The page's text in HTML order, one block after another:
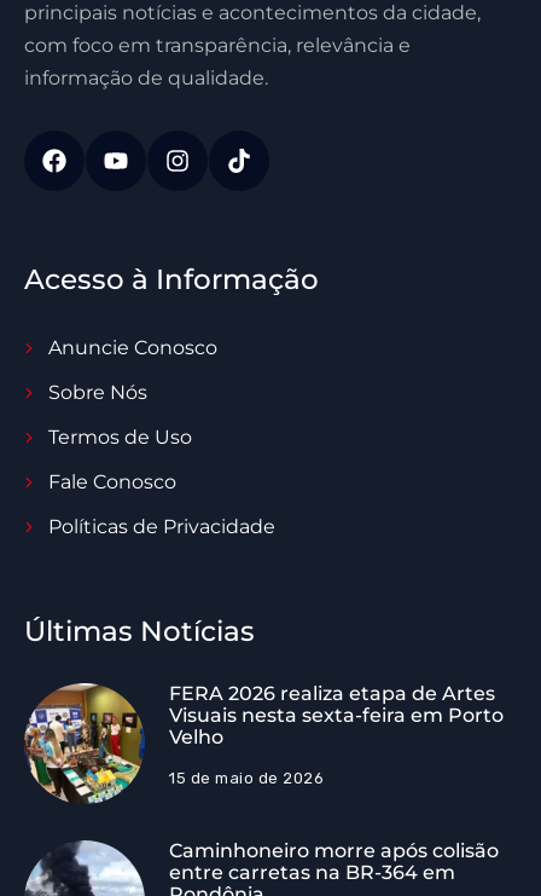
principais notícias e acontecimentos da cidade,
com foco em transparência, relevância e
informação de qualidade.
Acesso à Informação
Anuncie Conosco
Sobre Nós
Termos de Uso
Fale Conosco
Políticas de Privacidade
Últimas Notícias
FERA 2026 realiza etapa de Artes
Visuais nesta sexta-feira em Porto
Velho
15 de maio de 2026
Caminhoneiro morre após colisão
entre carretas na BR-364 em